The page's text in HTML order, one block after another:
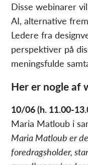
Disse webinarer
AI, alternative
Ledere fra
perspektiver på
meningsfulde
Her er nogle af
10/06 (h. 11.00-
Maria Matloub i
Maria Matloub er
foredragsholder,